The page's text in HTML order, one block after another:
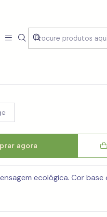
Step
agora
ecológica. Cor base